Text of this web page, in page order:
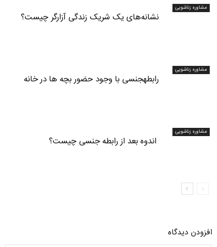
مشاوره زناشویی
نشانه‌های یک شریک زندگی آزارگر چیست؟
مشاوره زناشویی
رابطه‎جنسی با وجود حضور بچه ها در خانه
مشاوره زناشویی
‍ اندوه بعد از رابطه جنسی چیست؟
افزودن دیدگاه